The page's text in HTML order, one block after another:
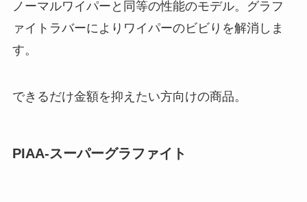
ノーマルワイパーと同等の性能のモデル。グラフ
ァイトラバーによりワイパーのビビりを解消しま
す。
できるだけ金額を抑えたい方向けの商品。
PIAA-スーパーグラファイト